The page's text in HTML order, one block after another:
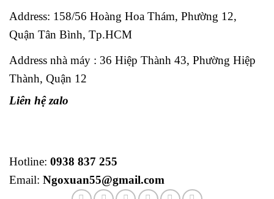
Address: 158/56 Hoàng Hoa Thám, Phường 12,
Quận Tân Bình, Tp.HCM
Address nhà máy : 36 Hiệp Thành 43, Phường Hiệp
Thành, Quận 12
Liên hệ zalo
Hotline: 0938 837 255
Email: Ngoxuan55@gmail.com